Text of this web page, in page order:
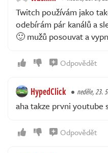
Twitch používám jako
odebírám pár kanálů a
🙂 mužů posouvat a
Odpovědět
HypedClick neděle, 23.
aha takze prvni
Odpovědět